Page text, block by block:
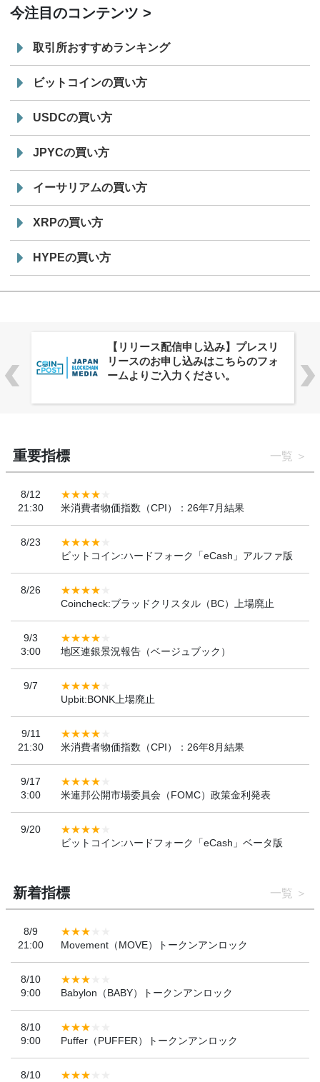
今注目のコンテンツ
取引所おすすめランキング
ビットコインの買い方
USDCの買い方
JPYCの買い方
イーサリアムの買い方
XRPの買い方
HYPEの買い方
【リリース配信申し込み】プレスリ
リースのお申し込みはこちらのフォ
ームよりご入力ください。
重要指標 一覧
8/12
21:30
米消費者物価指数（CPI）：26年7月結果
8/23
ビットコイン:ハードフォーク「eCash」アルファ版
8/26
Coincheck:ブラッドクリスタル（BC）上場廃止
9/3
3:00
地区連銀景況報告（ベージュブック）
9/7
Upbit:BONK上場廃止
9/11
21:30
米消費者物価指数（CPI）：26年8月結果
9/17
3:00
米連邦公開市場委員会（FOMC）政策金利発表
9/20
ビットコイン:ハードフォーク「eCash」ベータ版
新着指標 一覧
8/9
21:00
Movement（MOVE）トークンアンロック
8/10
9:00
Babylon（BABY）トークンアンロック
8/10
9:00
Puffer（PUFFER）トークンアンロック
8/10